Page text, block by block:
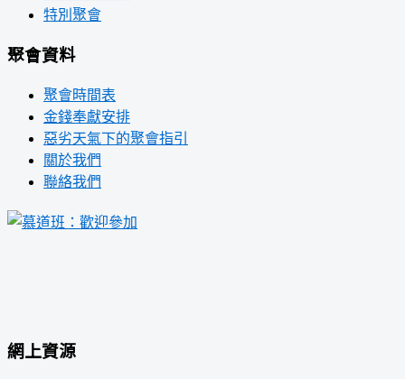
特別聚會
聚會資料
聚會時間表
金錢奉獻安排
惡劣天氣下的聚會指引
關於我們
聯絡我們
網上資源